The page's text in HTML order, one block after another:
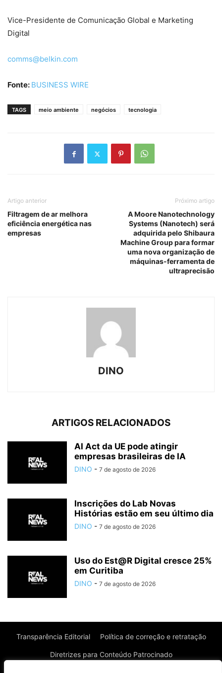
Vice-Presidente de Comunicação Global e Marketing
Digital
comms@belkin.com
Fonte: BUSINESS WIRE
TAGS meio ambiente negócios tecnologia
Artigo anterior
Filtragem de ar melhora
eficiência energética nas
empresas
Próximo artigo
A Moore Nanotechnology
Systems (Nanotech) será
adquirida pelo Shibaura
Machine Group para formar
uma nova organização de
máquinas-ferramenta de
ultraprecisão
DINO
ARTIGOS RELACIONADOS
AI Act da UE pode atingir
empresas brasileiras de IA
DINO - 7 de agosto de 2026
Inscrições do Lab Novas
Histórias estão em seu último dia
DINO - 7 de agosto de 2026
Uso do Est@R Digital cresce 25%
em Curitiba
DINO - 7 de agosto de 2026
Transparência Editorial Política de correção e retratação
Diretrizes para Conteúdo Patrocinado